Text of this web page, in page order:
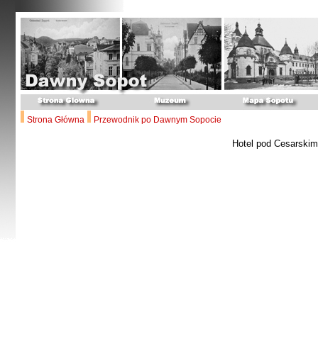
Strona Główna Przewodnik po Dawnym Sopocie
Hotel pod